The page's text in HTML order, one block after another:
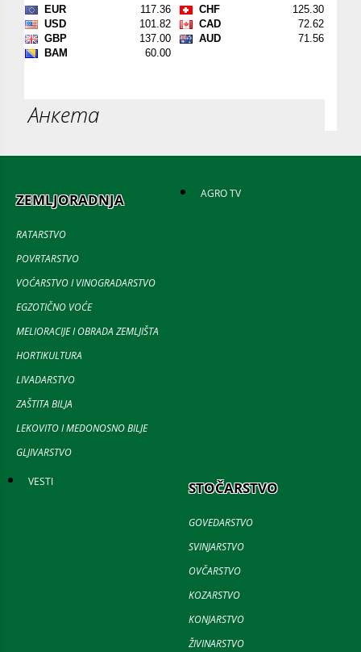
Анкета
ZEMLJORADNJA
RATARSTVO
POVRTARSTVO
VOĆARSTVO I VINOGRADARSTVO
EGZOTIČNO VOĆE
MELIORACIJE I OBRADA ZEMLJIŠTA
HORTIKULTURA
LIVADARSTVO
ZAŠTITA BILJA
LEKOVITO I MEDONOSNO BILJE
GLJIVARSTVO
AGRO TV
VESTI STOČARSTVO
GOVEDARSTVO
SVINJARSTVO
OVČARSTVO
KOZARSTVO
KONJARSTVO
ŽIVINARSTVO